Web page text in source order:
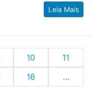
Leia Mais
10
11
16
…